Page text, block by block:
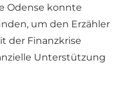
Odense konnte
um den Erzähler
der Finanzkrise
Unterstützung